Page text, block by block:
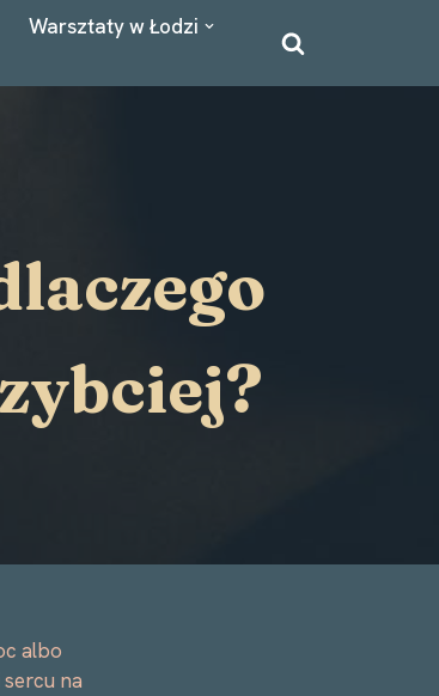
Warsztaty w Łodzi
albo
na